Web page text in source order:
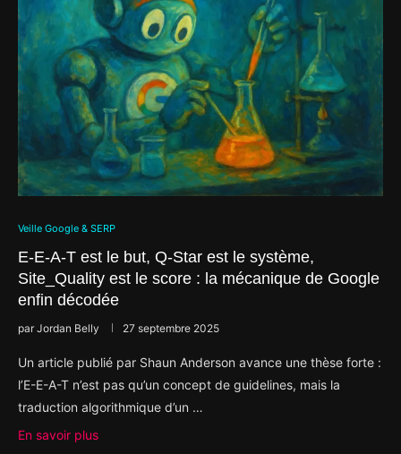
Veille Google & SERP
E-E-A-T est le but, Q-Star est le système,
Site_Quality est le score : la mécanique de Google
enfin décodée
parJordan Belly 27 septembre 2025
Un article publié par Shaun Anderson avance une thèse forte :
l’E-E-A-T n’est pas qu’un concept de guidelines, mais la
traduction algorithmique d’un …
En savoir plus